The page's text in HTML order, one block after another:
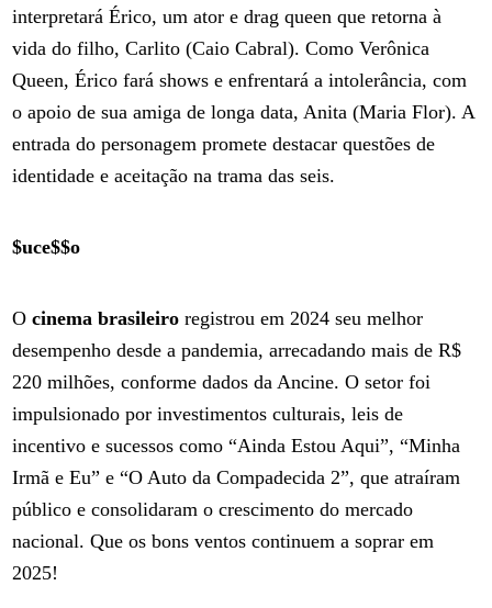
interpretará Érico, um ator e drag queen que retorna à
vida do filho, Carlito (Caio Cabral). Como Verônica
Queen, Érico fará shows e enfrentará a intolerância, com
o apoio de sua amiga de longa data, Anita (Maria Flor). A
entrada do personagem promete destacar questões de
identidade e aceitação na trama das seis.
$uce$$o
Ocinema brasileiro registrou em 2024 seu melhor
desempenho desde a pandemia, arrecadando mais de R$
220 milhões, conforme dados da Ancine. O setor foi
impulsionado por investimentos culturais, leis de
incentivo e sucessos como “Ainda Estou Aqui”, “Minha
Irmã e Eu” e “O Auto da Compadecida 2”, que atraíram
público e consolidaram o crescimento do mercado
nacional. Que os bons ventos continuem a soprar em
2025!